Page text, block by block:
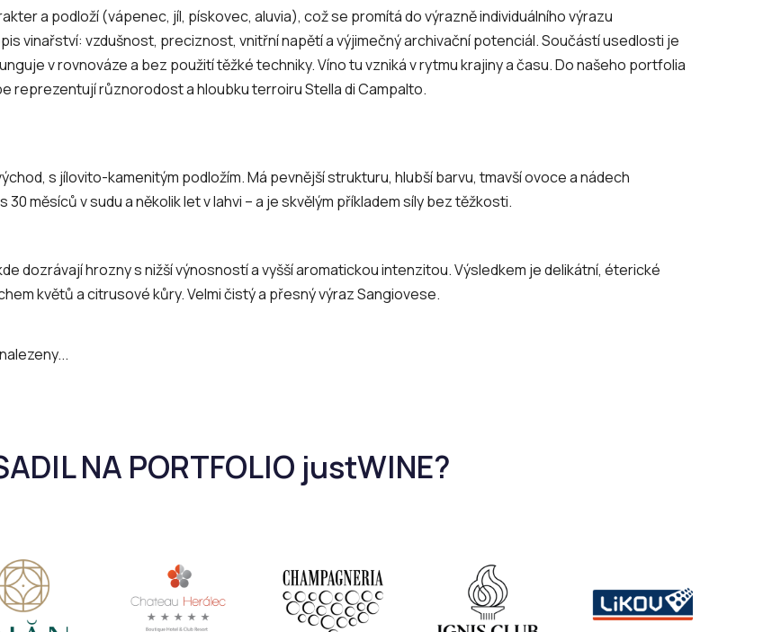
a podloží (vápenec, jíl, pískovec, aluvia), což se promítá do výrazně individuálního výrazu
vinařství: vzdušnost, preciznost, vnitřní napětí a výjimečný archivační potenciál. Součástí usedlosti je
v rovnováze a bez použití těžké techniky. Víno tu vzniká v rytmu krajiny a času. Do našeho portfolia
reprezentují různorodost a hloubku terroiru Stella di Campalto.
s jílovito-kamenitým podložím. Má pevnější strukturu, hlubší barvu, tmavší ovoce a nádech
měsíců v sudu a několik let v lahvi – a je skvělým příkladem síly bez těžkosti.
dozrávají hrozny s nižší výnosností a vyšší aromatickou intenzitou. Výsledkem je delikátní, éterické
květů a citrusové kůry. Velmi čistý a přesný výraz Sangiovese.